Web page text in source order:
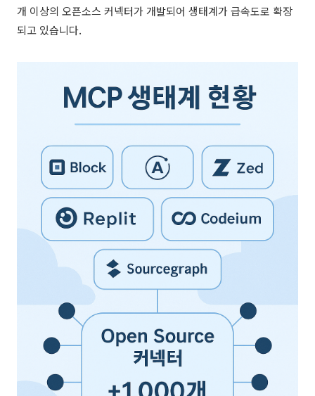
개 이상의 오픈소스 커넥터가 개발되어 생태계가 급속도로 확장
되고 있습니다.